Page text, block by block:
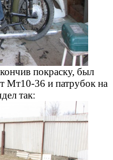
покраску, был
Мт10-36 и патрубок на
так: